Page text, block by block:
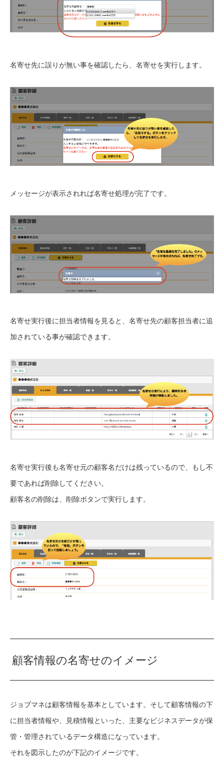
名寄せ先に誤りが無い事を確認したら、名寄せを実行します。
メッセージが表示されれば名寄せ処理が完了です。
名寄せ実行後に担当者情報を見ると、名寄せ先の顧客担当者に追
加されている事が確認できます。
名寄せ実行後も名寄せ元の顧客名だけは残っているので、もし不
要であれば削除してください。
顧客名の削除は、 削除ボタンで実行します。
顧客情報の名寄せのイメージ
ジョブマネは顧客情報を基本としています。そして顧客情報の下
に担当者情報や、見積情報といった、主要なビジネスデータが保
管・管理されているデータ構造になっています。
それを図示したのが下記のイメージです。